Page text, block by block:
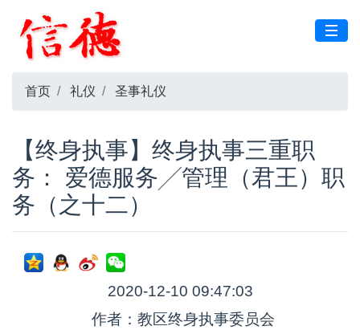
首页 礼仪 圣事礼仪
【终身执事】终身执事三重职
务： 爱德服务╱管理（君王）职
务（之十二）
2020-12-10 09:47:03
作者：教区终身执事委员会